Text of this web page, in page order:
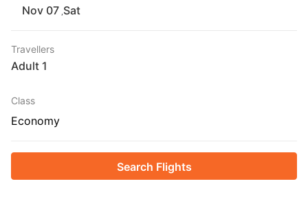
Sat
Travellers
1 Adult
Class
Economy